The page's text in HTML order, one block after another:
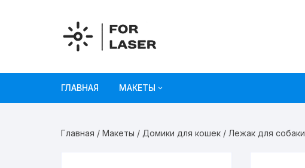
ГЛАВНАЯ МАКЕТЫ
Главная / Макеты / Домики для кошек / Лежак для собаки